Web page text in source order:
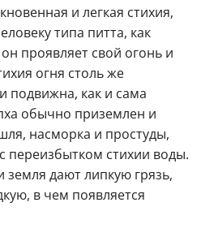
и легкая стихия,
типа питта, как
проявляет свой огонь и
огня столь же
подвижна, как и сама
обычно приземлен и
насморка и простуды,
переизбытком стихии воды.
земля дают липкую грязь,
в чем появляется